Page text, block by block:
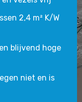
2,4 m² K/W
blijvend hoge
niet en is